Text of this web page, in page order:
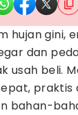
hujan gini,
dan
usah beli.
praktis
bahan-